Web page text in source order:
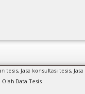
tesis, Jasa konsultasi tesis,
Olah Data Tesis